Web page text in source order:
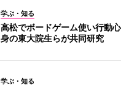
学ぶ・知る
高松でボードゲーム使い行動
身の東大院生らが共同研究
学ぶ・知る